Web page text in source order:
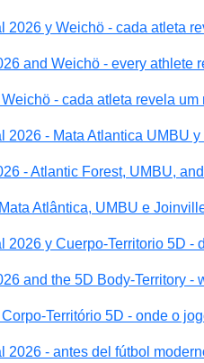
2026 y Weichö - cada atleta
and Weichö - every athlete
- cada atleta revela um
2026 - Mata Atlantica UMBU
- Atlantic Forest, UMBU,
Atlântica, UMBU e
2026 y Cuerpo-Territorio 5D -
and the 5D Body-Territory -
Território 5D - onde o
2026 - antes del fútbol